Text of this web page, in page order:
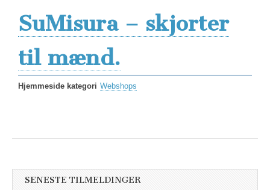
SuMisura – skjorter
til mænd.
Hjemmeside kategori Webshops
SENESTE TILMELDINGER